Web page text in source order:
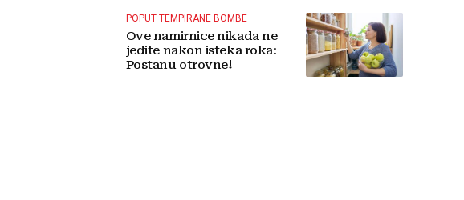
POPUT TEMPIRANE BOMBE
Ove namirnice nikada ne
jedite nakon isteka roka:
Postanu otrovne!